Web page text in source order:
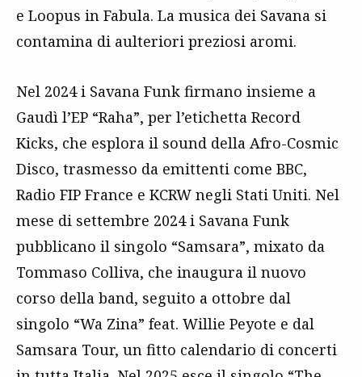
e Loopus in Fabula. La musica dei Savana si
contamina di aulteriori preziosi aromi.
Nel 2024 i Savana Funk firmano insieme a
Gaudì l’EP “Raha”, per l’etichetta Record
Kicks, che esplora il sound della Afro-Cosmic
Disco, trasmesso da emittenti come BBC,
Radio FIP France e KCRW negli Stati Uniti. Nel
mese di settembre 2024 i Savana Funk
pubblicano il singolo “Samsara”, mixato da
Tommaso Colliva, che inaugura il nuovo
corso della band, seguito a ottobre dal
singolo “Wa Zina” feat. Willie Peyote e dal
Samsara Tour, un fitto calendario di concerti